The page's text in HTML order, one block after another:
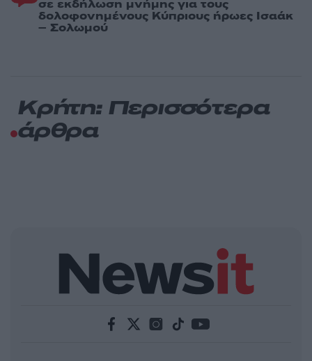
σε εκδήλωση μνήμης για τους
δολοφονημένους Κύπριους ήρωες Ισαάκ
– Σολωμού
Κρήτη: Περισσότερα
άρθρα